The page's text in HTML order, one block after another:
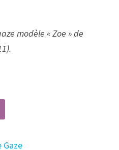
modèle « Zoe » de
Gaze